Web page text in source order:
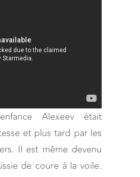
Alexeev était
et plus tard par les
Il est même devenu
de coure à la voile.